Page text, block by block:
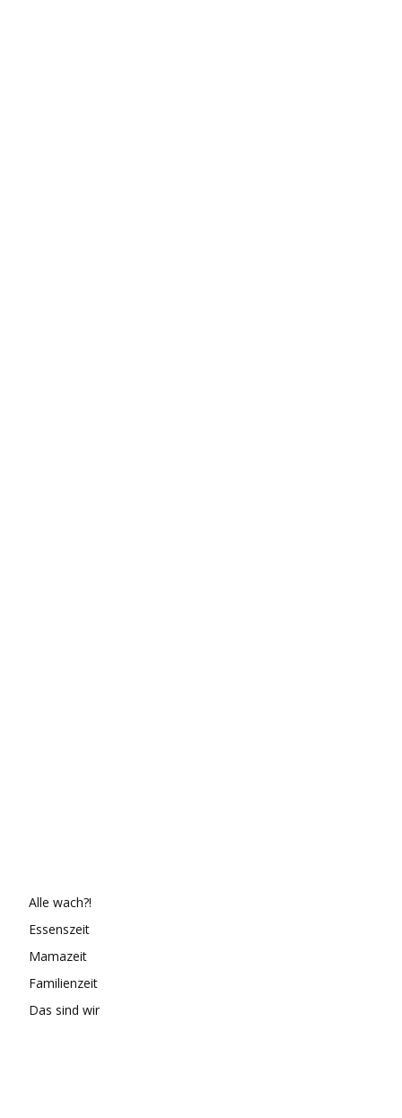
Alle wach?!
Essenszeit
Mamazeit
Familienzeit
Das sind wir